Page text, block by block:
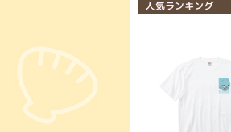
人気ランキング